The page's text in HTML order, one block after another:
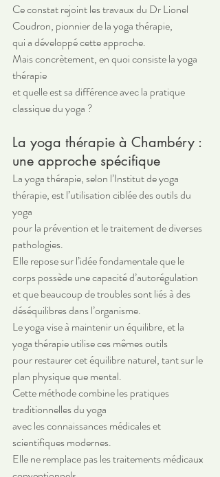
Ce constat rejoint les travaux du Dr Lionel
Coudron, pionnier de la yoga thérapie,
qui a développé cette approche.
Mais concrètement, en quoi consiste la yoga
thérapie
et quelle est sa différence avec la pratique
classique du yoga ?
La yoga thérapie à Chambéry :
une approche spécifique
La yoga thérapie, selon l’Institut de yoga
thérapie, est l’utilisation ciblée des outils du
yoga
pour la prévention et le traitement de diverses
pathologies.
Elle repose sur l’idée fondamentale que le
corps possède une capacité d’autorégulation
et que beaucoup de troubles sont liés à des
déséquilibres dans l’organisme.
Le yoga vise à maintenir un équilibre, et la
yoga thérapie utilise ces mêmes outils
pour restaurer cet équilibre naturel, tant sur le
plan physique que mental.
Cette méthode combine les pratiques
traditionnelles du yoga
avec les connaissances médicales et
scientifiques modernes.
Elle ne remplace pas les traitements médicaux